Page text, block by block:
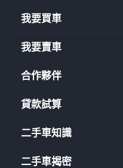
我要買車
我要賣車
合作夥伴
貸款試算
二手車知識
二手車揭密